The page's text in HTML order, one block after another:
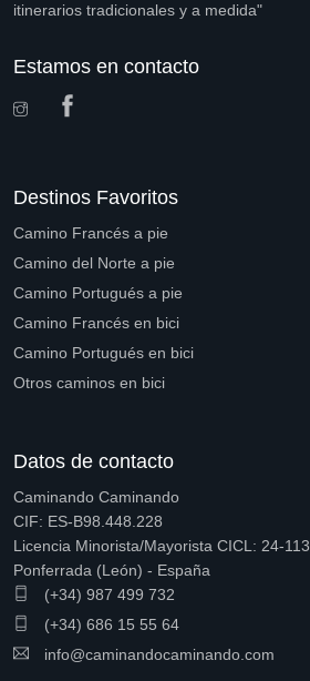
itinerarios tradicionales y a medida"
Estamos en contacto
Destinos Favoritos
Camino Francés a pie
Camino del Norte a pie
Camino Portugués a pie
Camino Francés en bici
Camino Portugués en bici
Otros caminos en bici
Datos de contacto
Caminando Caminando
CIF: ES-B98.448.228
Licencia Minorista/Mayorista CICL: 24-113
Ponferrada (León) - España
(+34) 987 499 732
(+34) 686 15 55 64
info@caminandocaminando.com